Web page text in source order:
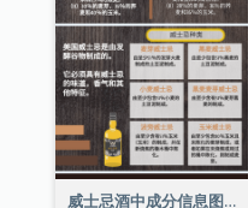
威士忌酒中成分信息图表